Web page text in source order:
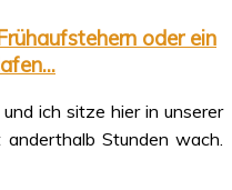
oder ein
ich sitze hier in unserer
anderthalb Stunden wach.